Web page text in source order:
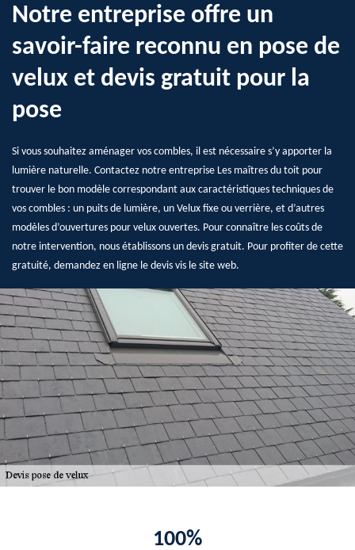
Notre entreprise offre un
savoir-faire reconnu en pose de
velux et devis gratuit pour la
pose
Si vous souhaitez aménager vos combles, il est nécessaire s’y apporter la
lumière naturelle. Contactez notre entreprise Les maîtres du toit pour
trouver le bon modèle correspondant aux caractéristiques techniques de
vos combles : un puits de lumière, un Velux fixe ou verrière, et d’autres
modèles d’ouvertures pour velux ouvertes. Pour connaître les coûts de
notre intervention, nous établissons un devis gratuit. Pour profiter de cette
gratuité, demandez en ligne le devis vis le site web.
100%